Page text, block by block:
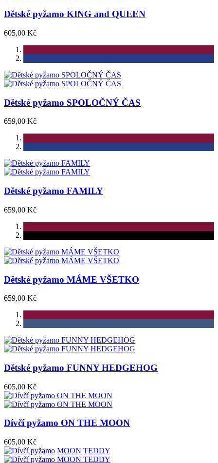
Dětské pyžamo KING and QUEEN
605,00 Kč
Dětské pyžamo SPOLOČNÝ ČAS
659,00 Kč
Dětské pyžamo FAMILY
659,00 Kč
Dětské pyžamo MÁME VŠETKO
659,00 Kč
Dětské pyžamo FUNNY HEDGEHOG
605,00 Kč
Dívčí pyžamo ON THE MOON
605,00 Kč